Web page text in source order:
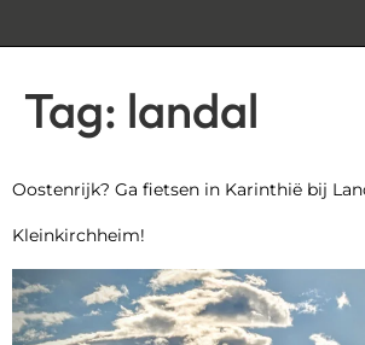
Tag: landal
Oostenrijk? Ga fietsen in Karinthië bij
Kleinkirchheim!